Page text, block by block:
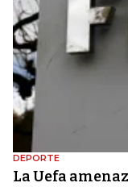
DEPORTE
La Uefa